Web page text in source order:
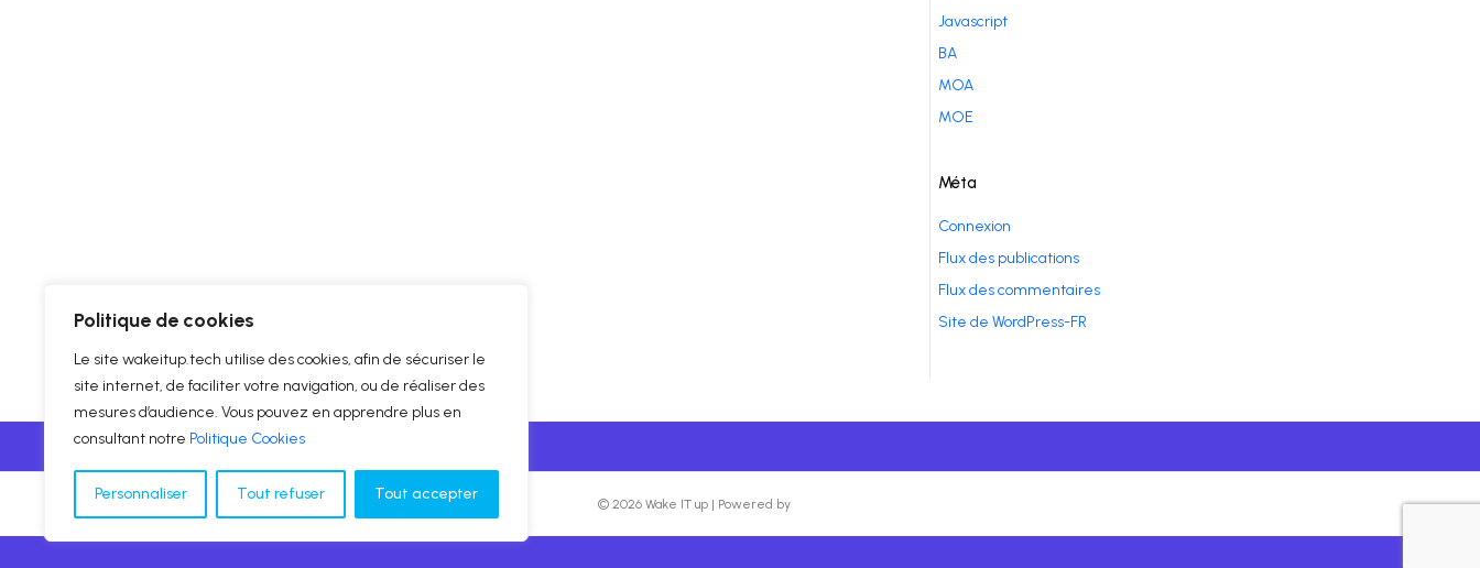
Politique de cookies
Le site wakeitup.tech utilise des cookies, afin de sécuriser le
site internet, de faciliter votre navigation, ou de réaliser des
mesures d’audience. Vous pouvez en apprendre plus en
consultant notre Politique Cookies
Personnaliser Tout refuser Tout accepter
Javascript
BA
MOA
MOE
Méta
Connexion
Flux des publications
Flux des commentaires
Site de WordPress-FR
© 2026 Wake IT up | Powered by